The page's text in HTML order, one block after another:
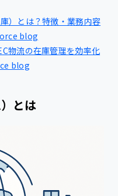
）とは？特徴・業務内容
blog
物流の在庫管理を効率化
blog
とは